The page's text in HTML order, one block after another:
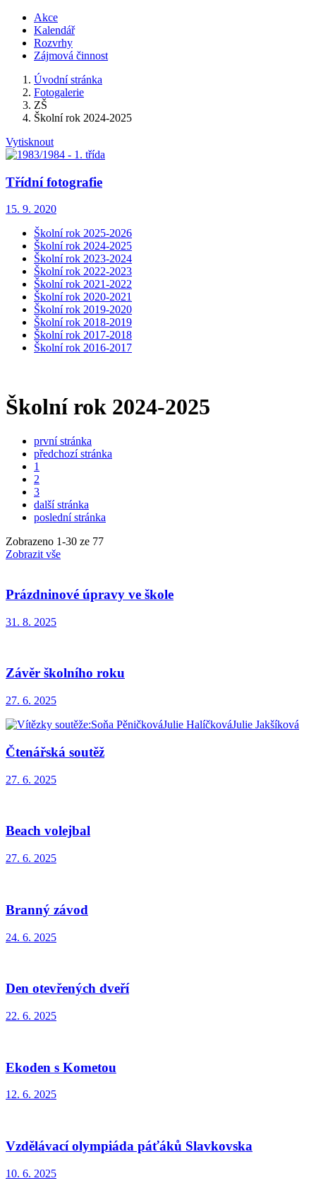
Akce
Kalendář
Rozvrhy
Zájmová činnost
Úvodní stránka
Fotogalerie
ZŠ
Školní rok 2024-2025
Vytisknout
Třídní fotografie
15. 9. 2020
Školní rok 2025-2026
Školní rok 2024-2025
Školní rok 2023-2024
Školní rok 2022-2023
Školní rok 2021-2022
Školní rok 2020-2021
Školní rok 2019-2020
Školní rok 2018-2019
Školní rok 2017-2018
Školní rok 2016-2017
Školní rok 2024-2025
první stránka
předchozí stránka
1
2
3
další stránka
poslední stránka
Zobrazeno 1-30 ze 77
Zobrazit vše
Prázdninové úpravy ve škole
31. 8. 2025
Závěr školního roku
27. 6. 2025
Čtenářská soutěž
27. 6. 2025
Beach volejbal
27. 6. 2025
Branný závod
24. 6. 2025
Den otevřených dveří
22. 6. 2025
Ekoden s Kometou
12. 6. 2025
Vzdělávací olympiáda páťáků Slavkovska
10. 6. 2025